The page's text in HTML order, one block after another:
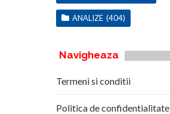
ANALIZE (404)
Navigheaza
Termeni si conditii
Politica de confidentialitate